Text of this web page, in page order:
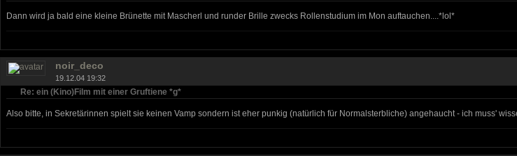
Dann wird ja bald eine kleine Brünette mit Mascherl und runder Brille zwecks Rollenstudium im Mon auftauchen....*lol*
noir_deco
19.12.04 19:32
Re: ein (Kino)Film mit einer Gruftiene *g*
Also bitte, in Sekretärinnen spielt sie keinen Vamp sondern ist eher punkig (natürlich für Normalsterbliche) angehaucht - ich muss'